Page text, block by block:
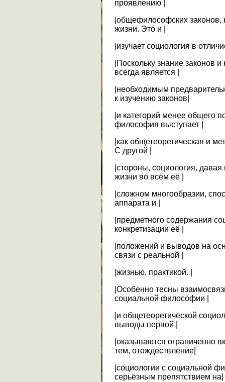
проявлению |
|общефилософских законов,
жизни. Это и |
|изучает социология в
|Поскольку знание законов
всегда является |
|необходимым
к изучению законов|
|и категорий менее общего
философия выступает |
|как общетеоретическая и
С другой |
|стороны, социология,
жизни во всём её |
|сложном многообразии,
аппарата и |
|предметного содержания
конкретизации её |
|положений и выводов на
связи с реальной |
|жизнью, практикой. |
|Особенно тесны
социальной философии |
|и общетеоретической
выводы первой |
|оказываются ограниченно
тем, отождествление|
|социологии с социальной
серьёзным препятствием на|